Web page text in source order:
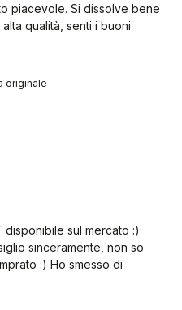
originale
piacevole. Si dissolve bene
qualità, senti i buoni
sul mercato :)
sinceramente, non so
:) Ho smesso di